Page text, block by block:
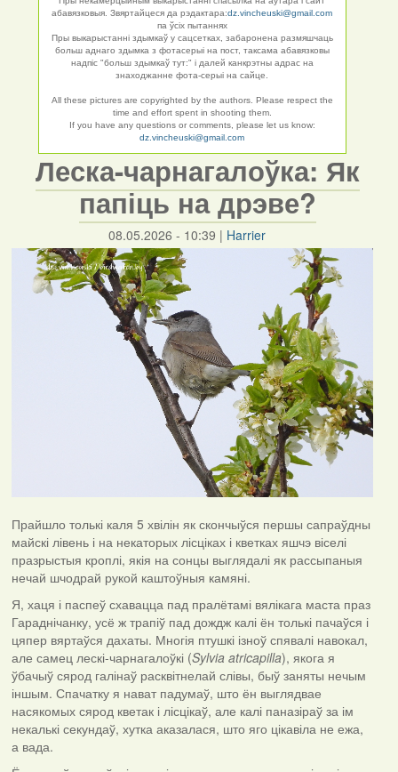
абавязковыя. Звяртайцеся да рэдактара:dz.vincheuski@gmail.com
па ўсіх пытаннях
Пры выкарыстанні здымкаў у сацсетках, забаронена размяшчаць
больш аднаго здымка з фотасерыі на пост, таксама абавязковы
надпіс "больш здымкаў тут:" і далей канкрэтны адрас на
знаходжанне фота-серыі на сайце.
All these pictures are copyrighted by the authors. Please respect the
time and effort spent in shooting them.
If you have any questions or comments, please let us know:
dz.vincheuski@gmail.com
Леска-чарнагалоўка: Як
папіць на дрэве?
08.05.2026 - 10:39 | Harrier
Прайшло толькі каля 5 хвілін як скончыўся першы сапраўдны
майскі лівень і на некаторых лісціках і кветках яшчэ віселі
празрыстыя кроплі, якія на сонцы выглядалі як рассыпаныя
нечай шчодрай рукой каштоўныя камяні.
Я, хаця і паспеў схавацца пад пралётамі вялікага маста праз
Гараднічанку, усё ж трапіў пад дождж калі ён толькі пачаўся і
цяпер вяртаўся дахаты. Многія птушкі ізноў спявалі навокал,
але самец лескі-чарнагалоўкі (Sylvia atricapilla), якога я
ўбачыў сярод галінаў расквітнелай слівы, быў заняты нечым
іншым. Спачатку я нават падумаў, што ён выглядвае
насякомых сярод кветак і лісцікаў, але калі паназіраў за ім
некалькі секундаў, хутка аказалася, што яго цікавіла не ежа,
а вада.